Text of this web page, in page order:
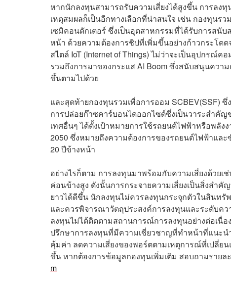
หากนักลงทุนสามารถรับความเสี่ยงได้สูงขึ้น การลง
เหตุสมผลก็เป็นอีกทางเลือกที่น่าสนใจ เช่น กองทุนร
เซมิคอนดักเตอร์ ซึ่งเป็นอุตสาหกรรมที่ได้รับการสนั
หน้า ด้วยความต้องการชิปที่เพิ่มขึ้นอย่างก้าวกระโ
สไตล์ IoT (Internet of Things) ไม่ว่าจะเป็นอุปกรณ์
รวมถึงการมาของกระแส AI Boom ซึ่งสนับสนุนคว
ขึ้นตามไปด้วย
และสุดท้ายกองทุนรวมเพื่อการออม SCBEV(SSF)
การปล่อยก๊าซคาร์บอนไดออกไซด์ซึ่งเป็นวาระสำคั
เทศอื่นๆ ได้ตั้งเป้าหมายการใช้รถยนต์ไฟฟ้าหรือพลั
2050 ซึ่งหมายถึงความต้องการของรถยนต์ไฟฟ้าแล
20 ปีข้างหน้า
อย่างไรก็ตาม การลงทุนมาพร้อมกับความเสี่ยงด้วย
ค่อนข้างสูง ดังนั้นการกระจายความเสี่ยงเป็นสิ่งสำ
ยาวได้ดีขึ้น นักลงทุนไม่ควรลงทุนกระจุกตัวในสินทรั
และควรพิจารณาวัตถุประสงค์การลงทุนและระดับค
ลงทุนไม่ได้ติดตามสถานการณ์การลงทุนอย่างต่อเนื่
ปรึกษาการลงทุนที่มีความเชี่ยวชาญที่ทำหน้าที่แนะน
คุ้มค่า ลดความเสี่ยงของพอร์ตตามเหตุการณ์ที่เปลี่ย
ขึ้น หากต้องการข้อมูลกองทุนเพิ่มเติม สอบถามรายล
m